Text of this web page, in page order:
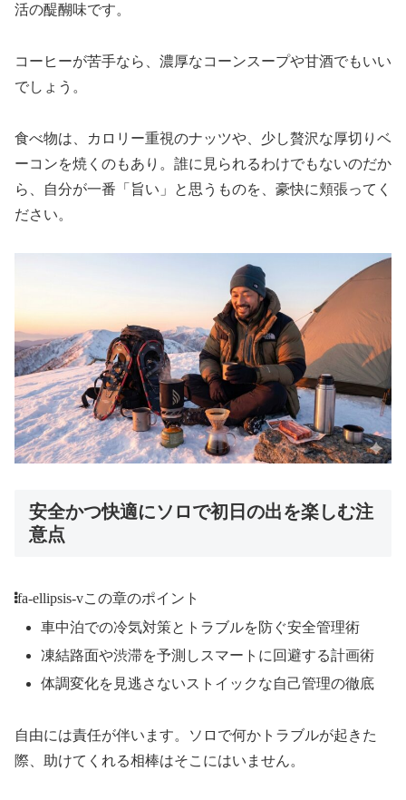
活の醍醐味です。
コーヒーが苦手なら、濃厚なコーンスープや甘酒でもいい
でしょう。
食べ物は、カロリー重視のナッツや、少し贅沢な厚切りベ
ーコンを焼くのもあり。誰に見られるわけでもないのだか
ら、自分が一番「旨い」と思うものを、豪快に頬張ってく
ださい。
安全かつ快適にソロで初日の出を楽しむ注
意点
fa-ellipsis-vこの章のポイント
車中泊での冷気対策とトラブルを防ぐ安全管理術
凍結路面や渋滞を予測しスマートに回避する計画術
体調変化を見逃さないストイックな自己管理の徹底
自由には責任が伴います。ソロで何かトラブルが起きた
際、助けてくれる相棒はそこにはいません。